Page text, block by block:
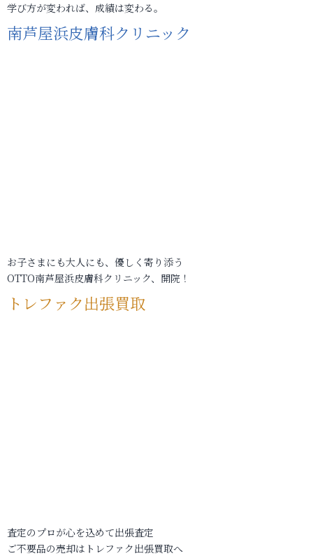
学び方が変われば、成績は変わる。
南芦屋浜皮膚科クリニック
お子さまにも大人にも、優しく寄り添う
OTTO南芦屋浜皮膚科クリニック、開院！
トレファク出張買取
査定のプロが心を込めて出張査定
ご不要品の売却はトレファク出張買取へ